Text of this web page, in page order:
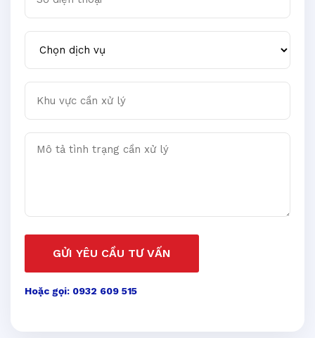
Chọn dịch vụ
Khu vực cần xử lý
Mô tả tình trạng cần xử lý
GỬI YÊU CẦU TƯ VẤN
Hoặc gọi: 0932 609 515